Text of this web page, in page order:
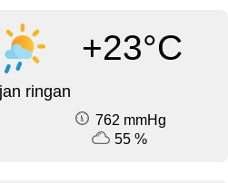
+23°C
ringan
762 mmHg
55 %